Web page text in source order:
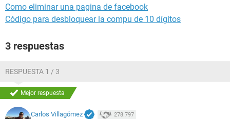
Como eliminar una pagina de facebook
Código para desbloquear la compu de 10 dígitos
3 respuestas
RESPUESTA 1 / 3
Mejor respuesta
Carlos Villagómez 278.797